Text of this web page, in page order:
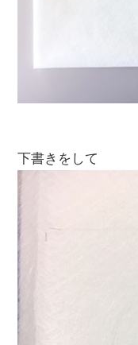
下書きをして